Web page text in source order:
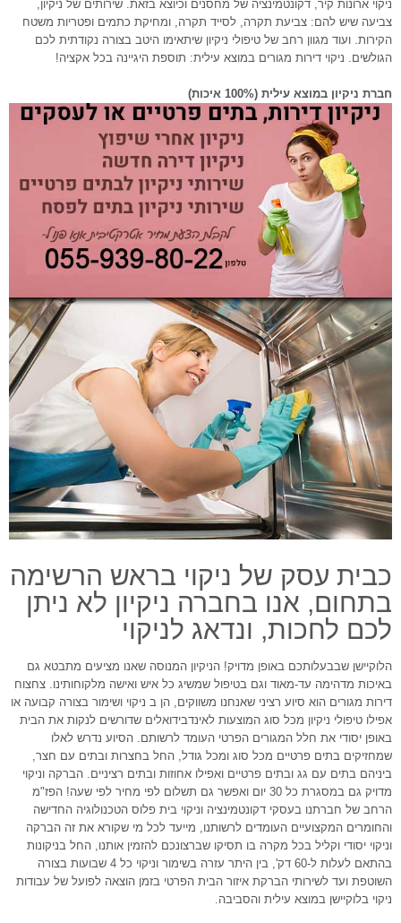
ניקוי ארונות קיר, דקונטמינציה של מחסנים וכיוצא בזאת. שירותים של ניקיון,
צביעה שיש להם: צביעת תקרה, לסייד תקרה, ומחיקת כתמים ופטריות משטח
הקירות. ועוד מגוון רחב של טיפולי ניקיון שיתאימו היטב בצורה נקודתית לכם
הגולשים. ניקוי דירות מגורים במוצא עילית: תוספת היגיינה בכל אקציה!
חברת ניקיון במוצא עילית (100% איכות)
כבית עסק של ניקוי בראש הרשימה
בתחום, אנו בחברה ניקיון לא ניתן
לכם לחכות, ונדאג לניקוי
הלוקיישן שבבעלותכם באופן מדויק! הניקיון המנוסה שאנו מציעים מתבטא גם
באיכות מדהימה עד-מאוד וגם בטיפול שמשיג כל איש ואישה מלקוחותינו. צחצוח
דירות מגורים הוא סיוע רציני שאנחנו משווקים, הן ב ניקוי ושימור בצורה קבועה או
אפילו טיפולי ניקיון מכל סוג המוצעות לאינדבידואלים שדורשים לנקות את הבית
באופן יסודי את חלל המגורים הפרטי העומד לרשותם. הסיוע נדרש לאלו
שמחזיקים בתים פרטיים מכל סוג ומכל גודל, החל בחצרות ובתים עם חצר,
ביניהם בתים עם גג ובתים פרטיים ואפילו אחוזות ובתים רציניים. הברקה וניקוי
מדויק גם במסגרת כל 30 יום ואפשר גם תשלום לפי מחיר לפי שעה! הפז"מ
הרחב של חברתנו בעסקי דקונטמינציה וניקוי בית פלוס הטכנולוגיה החדישה
והחומרים המקצועיים העומדים לרשותנו, מייעד לכל מי שקורא את זה הברקה
וניקוי יסודי וקליל בכל מקרה בו תסיקו שברצונכם להזמין אותנו, החל בניקונות
בהתאם לעלות ל-60 דק', בין היתר עזרה בשימור וניקוי כל 4 שבועות בצורה
השוטפת ועד לשירותי הברקת איזור הבית הפרטי בזמן הוצאה לפועל של עבודות
ניקוי בלוקיישן במוצא עילית והסביבה.